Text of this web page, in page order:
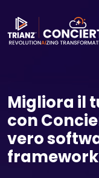
Migliora il
con
vero
framework